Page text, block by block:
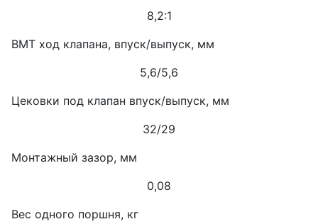
8,2:1
ВМТ ход клапана, впуск/выпуск, мм
5,6/5,6
Цековки под клапан впуск/выпуск, мм
32/29
Монтажный зазор, мм
0,08
Вес одного поршня, кг